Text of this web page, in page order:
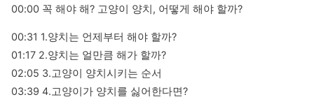
00:00 꼭 해야 해? 고양이 양치, 어떻게 해야 할까?
00:31 1.양치는 언제부터 해야 할까?
01:17 2.양치는 얼만큼 해가 할까?
02:05 3.고양이 양치시키는 순서
03:39 4.고양이가 양치를 싫어한다면?